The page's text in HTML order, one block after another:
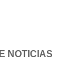
NOTICIAS